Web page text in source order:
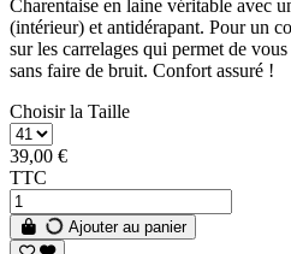
Charentaise en laine véritable avec
(intérieur) et antidérapant. Pour un
sur les carrelages qui permet de
sans faire de bruit. Confort assuré !
Choisir la Taille
39,00 €
TTC
Ajouter au panier